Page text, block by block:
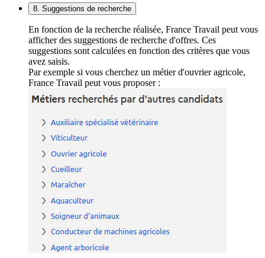
8. Suggestions de recherche
En fonction de la recherche réalisée, France Travail peut vous
afficher des suggestions de recherche d'offres. Ces
suggestions sont calculées en fonction des critères que vous
avez saisis.
Par exemple si vous cherchez un métier d'ouvrier agricole,
France Travail peut vous proposer :